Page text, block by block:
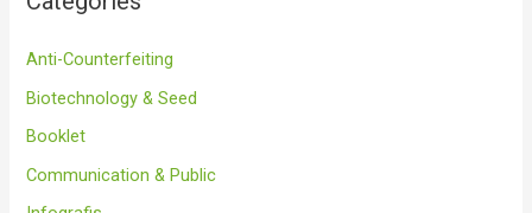
Anti-Counterfeiting
Biotechnology & Seed
Booklet
Communication & Public